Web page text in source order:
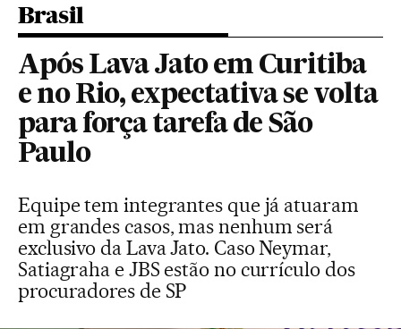
Brasil
Após Lava Jato em Curitiba
e no Rio, expectativa se volta
para força tarefa de São
Paulo
Equipe tem integrantes que já atuaram
em grandes casos, mas nenhum será
exclusivo da Lava Jato. Caso Neymar,
Satiagraha e JBS estão no currículo dos
procuradores de SP